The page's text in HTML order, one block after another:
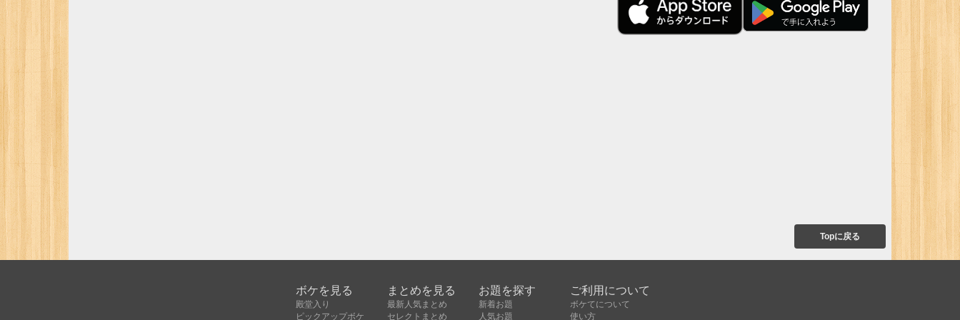
Topに戻る
ボケを見る
殿堂入り
ピックアップボケ
まとめを見る
最新人気まとめ
セレクトまとめ
お題を探す
新着お題
人気お題
ご利用について
ボケてについて
使い方